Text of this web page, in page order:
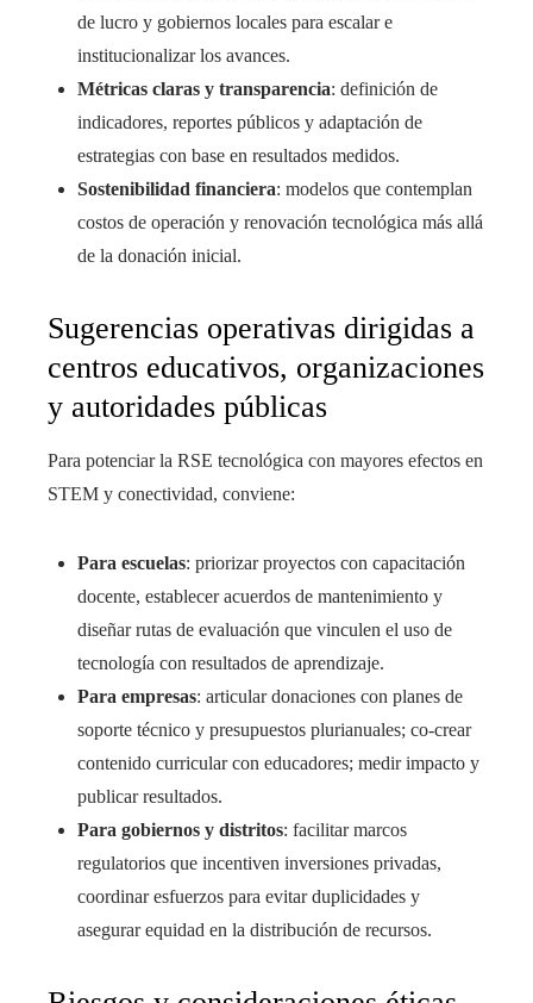
de lucro y gobiernos locales para escalar e
institucionalizar los avances.
Métricas claras y transparencia: definición de
indicadores, reportes públicos y adaptación de
estrategias con base en resultados medidos.
Sostenibilidad financiera: modelos que contemplan
costos de operación y renovación tecnológica más allá
de la donación inicial.
Sugerencias operativas dirigidas a
centros educativos, organizaciones
y autoridades públicas
Para potenciar la RSE tecnológica con mayores efectos en
STEM y conectividad, conviene:
Para escuelas: priorizar proyectos con capacitación
docente, establecer acuerdos de mantenimiento y
diseñar rutas de evaluación que vinculen el uso de
tecnología con resultados de aprendizaje.
Para empresas: articular donaciones con planes de
soporte técnico y presupuestos plurianuales; co‑crear
contenido curricular con educadores; medir impacto y
publicar resultados.
Para gobiernos y distritos: facilitar marcos
regulatorios que incentiven inversiones privadas,
coordinar esfuerzos para evitar duplicidades y
asegurar equidad en la distribución de recursos.